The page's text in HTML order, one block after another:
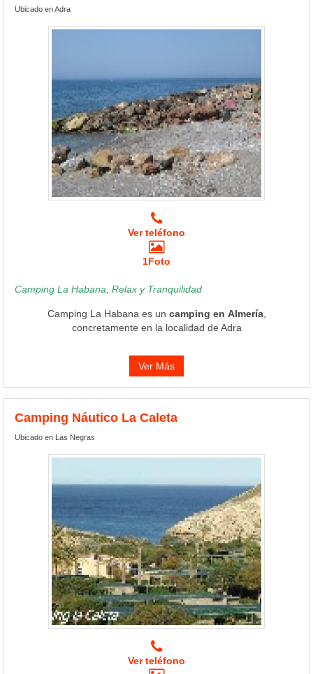
Ubicado en Adra
Ver teléfono
1Foto
Camping La Habana, Relax y Tranquilidad
Camping La Habana es un camping en Almería,
concretamente en la localidad de Adra
Ver Más
Camping Náutico La Caleta
Ubicado en Las Negras
Ver teléfono